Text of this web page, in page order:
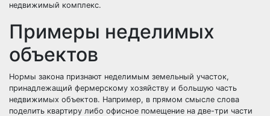
недвижимый комплекс.
Примеры неделимых
объектов
Нормы закона признают неделимым земельный участок,
принадлежащий фермерскому хозяйству и большую часть
недвижимых объектов. Например, в прямом смысле слова
поделить квартиру либо офисное помещение на две-три части